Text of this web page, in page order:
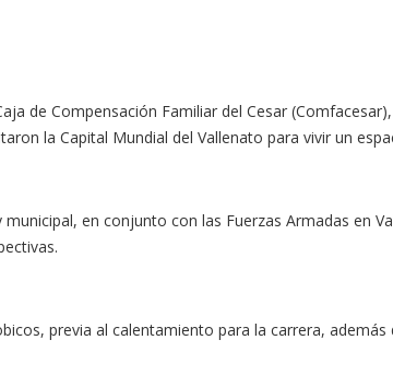
de Compensación Familiar del Cesar
la Capital Mundial del Vallenato para vivir un
en conjunto con las Fuerzas Armadas en
previa al calentamiento para la carrera,